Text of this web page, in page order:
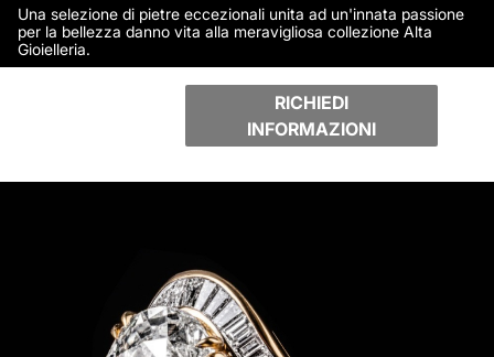
Una selezione di pietre eccezionali unita ad un'innata passione
per la bellezza danno vita alla meravigliosa collezione Alta
Gioielleria.
RICHIEDI
INFORMAZIONI